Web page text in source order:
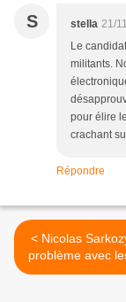
S stella 21/
Le
militants.
pour élire
crachant
Répondre
< Nicolas Sarkozy a-t-il un
problème avec
?